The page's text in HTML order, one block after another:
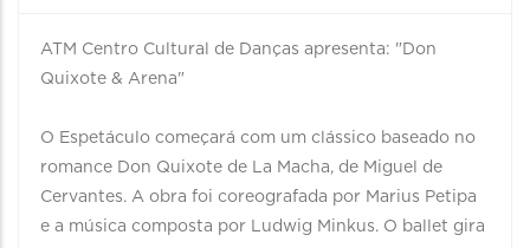
ATM Centro Cultural de Danças apresenta: "Don
Quixote & Arena"
O Espetáculo começará com um clássico baseado no
romance Don Quixote de La Macha, de Miguel de
Cervantes. A obra foi coreografada por Marius Petipa
e a música composta por Ludwig Minkus. O ballet gira